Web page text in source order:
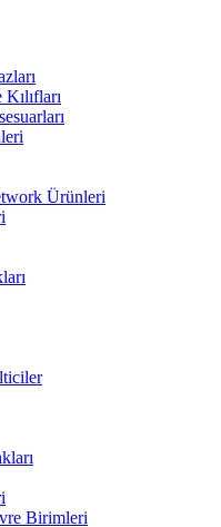
Ürünleri
Birimleri